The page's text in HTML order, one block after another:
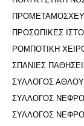
ΠΡΟΣΩΠΙΚΕΣ
ΡΟΜΠΟΤΙΚΗ
ΣΠΑΝΙΕΣ
ΣΥΛΛΟΓΟΣ
ΣΥΛΛΟΓΟΣ
ΣΥΛΛΟΓΟΣ